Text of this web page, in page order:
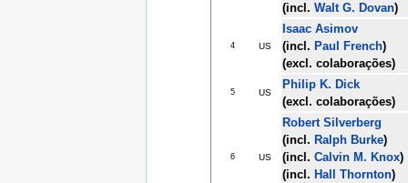
(incl. Walt G. Dovan)
4 US
Isaac Asimov
(incl. Paul French)
(excl. colaborações)
5 US
Philip K. Dick
(excl. colaborações)
6 US
Robert Silverberg
(incl. Ralph Burke)
(incl. Calvin M. Knox)
(incl. Hall Thornton)